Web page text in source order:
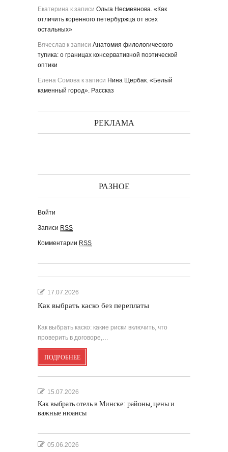
Екатерина к записи Ольга Несмеянова. «Как
отличить коренного петербуржца от всех
остальных»
Вячеслав к записи Анатомия филологического
тупика: о границах консервативной поэтической
оптики
Елена Сомова к записи Нина Щербак. «Белый
каменный город». Рассказ
РЕКЛАМА
РАЗНОЕ
Войти
Записи RSS
Комментарии RSS
17.07.2026
Как выбрать каско без переплаты
Как выбрать каско: какие риски включить, что
проверить в договоре,…
ПОДРОБНЕЕ
15.07.2026
Как выбрать отель в Минске: районы, цены и
важные нюансы
05.06.2026